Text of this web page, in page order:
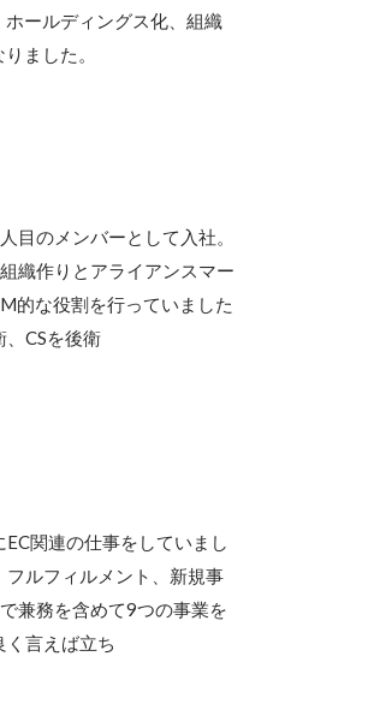
ールディングス化、組織
ました。
目のメンバーとして入社。
織作りとアライアンスマー
的な役割を行っていました
、CSを後衛
関連の仕事をしていまし
ルフィルメント、新規事
兼務を含めて9つの事業を
言えば立ち